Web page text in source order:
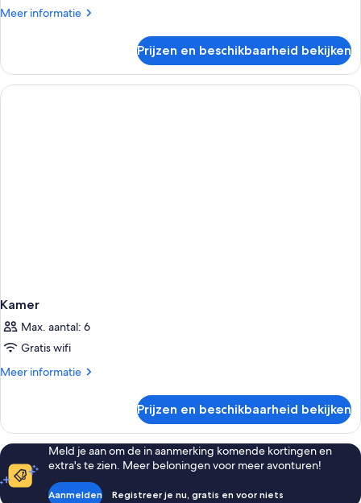
Meer informatie
Meer
Prijzen en beschikbaarheid bekijken
Kamer
Max. aantal: 6
Gratis wifi
Meer informatie
Meer
Prijzen en beschikbaarheid bekijken
Meld je aan om de in aanmerking komende kortingen en
extra's te zien. Meer beloningen voor meer avonturen!
Aanmelden Registreer je nu, gratis en voor niets